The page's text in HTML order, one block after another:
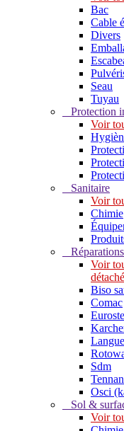
Bac
Cable
Divers
Seau
Tuyau
Protection
Voir
Sanitaire
Voir
Chimie
Voir
Biso
Comac
Sdm
Osci
Sol &
Voir